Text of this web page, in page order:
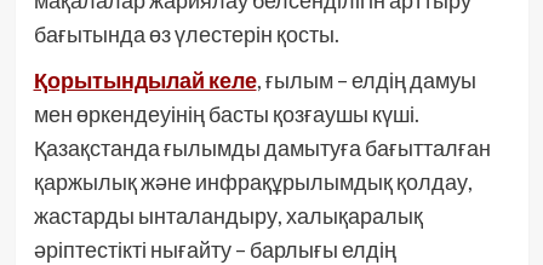
бағытында өз үлестерін қосты.
Қорытындылай келе, ғылым – елдің дамуы
мен өркендеуінің басты қозғаушы күші.
Қазақстанда ғылымды дамытуға бағытталған
қаржылық және инфрақұрылымдық қолдау,
жастарды ынталандыру, халықаралық
әріптестікті нығайту – барлығы елдің